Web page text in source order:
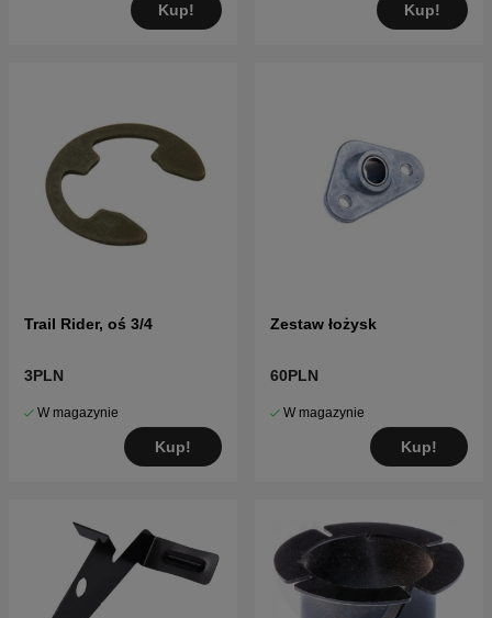
Kup! Kup!
Trail Rider, oś 3/4
3PLN
W magazynie
Kup!
Zestaw łożysk
60PLN
W magazynie
Kup!